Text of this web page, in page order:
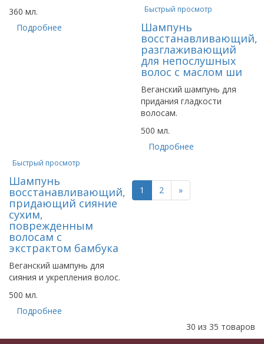
360 мл.
Подробнее
Быстрый просмотр
Шампунь
восстанавливающий,
разглаживающий
для непослушных
волос с маслом ши
Веганский шампунь для
придания гладкости
волосам.
500 мл.
Подробнее
Быстрый просмотр
Шампунь
восстанавливающий,
придающий сияние
сухим,
поврежденным
волосам с
экстрактом бамбука
Веганский шампунь для
сияния и укрепления волос.
500 мл.
Подробнее
1 2 »
30 из 35 товаров